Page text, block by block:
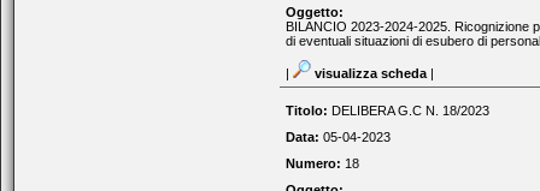
Oggetto:
BILANCIO 2023-2024-2025. Ricognizione
di eventuali situazioni di esubero di
| visualizza scheda |
Titolo: DELIBERA G.C N. 18/2023
Data: 05-04-2023
Numero: 18